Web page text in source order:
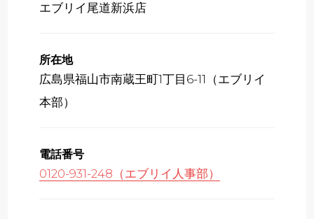
エブリイ尾道新浜店
所在地
広島県福山市南蔵王町1丁目6-11（エブリイ
本部）
電話番号
0120-931-248（エブリイ人事部）